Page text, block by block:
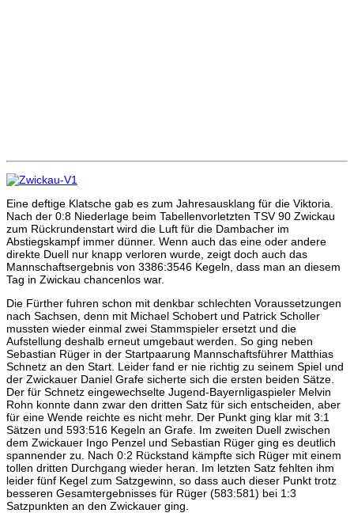
Eine deftige Klatsche gab es zum Jahresausklang für die Viktoria.
Nach der 0:8 Niederlage beim Tabellenvorletzten TSV 90 Zwickau
zum Rückrundenstart wird die Luft für die Dambacher im
Abstiegskampf immer dünner. Wenn auch das eine oder andere
direkte Duell nur knapp verloren wurde, zeigt doch auch das
Mannschaftsergebnis von 3386:3546 Kegeln, dass man an diesem
Tag in Zwickau chancenlos war.
Die Fürther fuhren schon mit denkbar schlechten Voraussetzungen
nach Sachsen, denn mit Michael Schobert und Patrick Scholler
mussten wieder einmal zwei Stammspieler ersetzt und die
Aufstellung deshalb erneut umgebaut werden. So ging neben
Sebastian Rüger in der Startpaarung Mannschaftsführer Matthias
Schnetz an den Start. Leider fand er nie richtig zu seinem Spiel und
der Zwickauer Daniel Grafe sicherte sich die ersten beiden Sätze.
Der für Schnetz eingewechselte Jugend-Bayernligaspieler Melvin
Rohn konnte dann zwar den dritten Satz für sich entscheiden, aber
für eine Wende reichte es nicht mehr. Der Punkt ging klar mit 3:1
Sätzen und 593:516 Kegeln an Grafe. Im zweiten Duell zwischen
dem Zwickauer Ingo Penzel und Sebastian Rüger ging es deutlich
spannender zu. Nach 0:2 Rückstand kämpfte sich Rüger mit einem
tollen dritten Durchgang wieder heran. Im letzten Satz fehlten ihm
leider fünf Kegel zum Satzgewinn, so dass auch dieser Punkt trotz
besseren Gesamtergebnisses für Rüger (583:581) bei 1:3
Satzpunkten an den Zwickauer ging.